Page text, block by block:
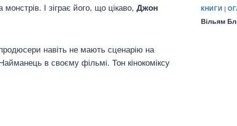
І зіграє його, що цікаво, Джон
навіть не мають сценарію на
в своєму фільмі. Тон кінокоміксу
КНИГИ
Вільям